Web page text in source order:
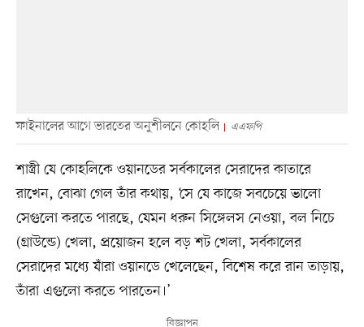
ফাইনালের আগে ভারতের অনুশীলনে কোহলি এএফপি
শাস্ত্রী যে কোহলিকে ওয়ানডের সর্বকালের সেরাদের কাতারে
রাখেন, বোঝা গেল তাঁর কথায়, ‘সে যে কাজে সবচেয়ে ভালো
সেগুলো করতে পারছে, যেমন ধরুন সিঙ্গেলস নেওয়া, বল নিচে
(গ্রাউন্ডে) খেলা, প্রয়োজন হলে বড় শট খেলা, সর্বকালের
সেরাদের মধ্যে যাঁরা ওয়ানডে খেলেছেন, বিশেষ করে রান তাড়ায়,
তাঁরা এগুলো করতে পারতেন।’